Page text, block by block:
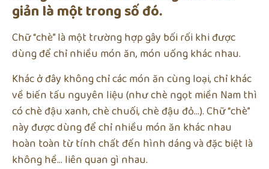
giản là một trong số đó.
Chữ “chè” là một trường hợp gây bối rối khi được
dùng để chỉ nhiều món ăn, món uống khác nhau.
Khác ở đây không chỉ các món ăn cùng loại, chỉ khác
về biến tấu nguyên liệu (như chè ngọt miền Nam thì
có chè đậu xanh, chè chuối, chè đậu đỏ…). Chữ “chè”
này được dùng để chỉ nhiều món ăn khác nhau
hoàn toàn từ tính chất đến hình dáng và đặc biệt là
không hề… liên quan gì nhau.